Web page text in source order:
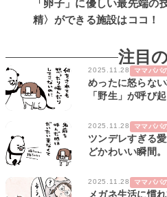
「卵子」に優しい最先端の
精〉ができる施設はココ！
注目
2025.11.28 ママパパ
めったに怒らな
「野生」が呼び
2025.11.28 ママパパ
ツンデレすぎる
どかわいい瞬間
2025.11.28 ママパパ
メガネ生活に慣